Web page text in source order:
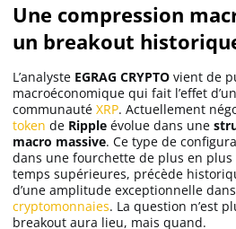
Une compression
un breakout
L’analyste EGRAG CRYPTO vient de
macroéconomique qui fait l’effet
communauté XRP. Actuellement
token de Ripple évolue dans une
macro massive. Ce type de
dans une fourchette de plus en
temps supérieures, précède
d’une amplitude exceptionnelle dans
cryptomonnaies. La question n’est
breakout aura lieu, mais quand.